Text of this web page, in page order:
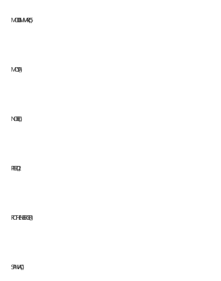
MODI GMM ARC5
MOSA1
NOBEL1
PFERD2
ROTHENBERGER1
STANVAC1